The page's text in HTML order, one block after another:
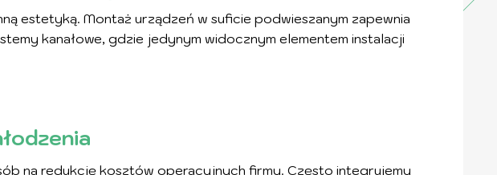
estetyką. Montaż urządzeń w suficie podwieszanym zapewnia
kanałowe, gdzie jedynym widocznym elementem instalacji
na redukcję kosztów operacyjnych firmy. Często integrujemy